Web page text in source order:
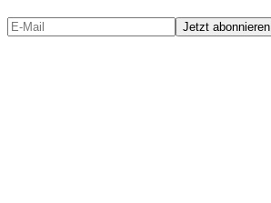
Jetzt abonnieren